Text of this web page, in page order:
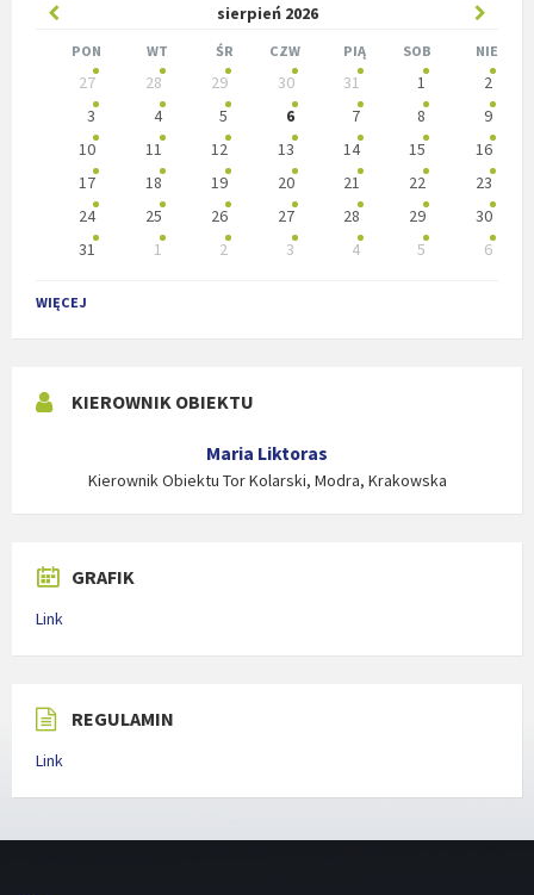
sierpień 2026
Poprzedni
miesiąc
PON WT ŚR CZW PIĄ SOB NIE
kalendarzowe
27 28 29 30 31 1
2
3
4 5 6 7 8
9
10
11 12 13 14 15
16
17
18 19 20 21 22
23
24
25 26 27 28 29
30
31
1 2 3 4 5
6
do
dni
WIĘCEJ
KIEROWNIK OBIEKTU
Maria Liktoras
Kierownik Obiektu Tor Kolarski, Modra, Krakowska
GRAFIK
Link
REGULAMIN
Link